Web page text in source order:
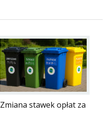
Zmiana stawek opłat za